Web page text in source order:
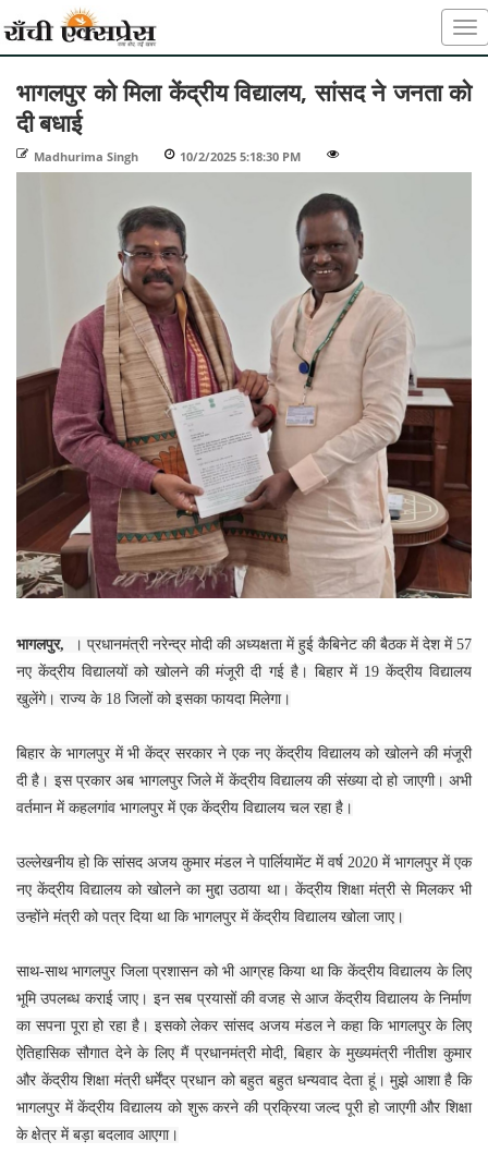
भागलपुर को मिला केंद्रीय विद्यालय, सांसद ने जनता को
दी बधाई
Madhurima Singh 10/2/2025 5:18:30 PM
भागलपुर, । प्रधानमंत्री नरेन्द्र मोदी की अध्यक्षता में हुई कैबिनेट की बैठक में देश में 57
नए केंद्रीय विद्यालयों को खोलने की मंजूरी दी गई है। बिहार में 19 केंद्रीय विद्यालय
खुलेंगे। राज्य के 18 जिलों को इसका फायदा मिलेगा।
बिहार के भागलपुर में भी केंद्र सरकार ने एक नए केंद्रीय विद्यालय को खोलने की मंजूरी
दी है। इस प्रकार अब भागलपुर जिले में केंद्रीय विद्यालय की संख्या दो हो जाएगी। अभी
वर्तमान में कहलगांव भागलपुर में एक केंद्रीय विद्यालय चल रहा है।
उल्लेखनीय हो कि सांसद अजय कुमार मंडल ने पार्लियामेंट में वर्ष 2020 में भागलपुर में एक
नए केंद्रीय विद्यालय को खोलने का मुद्दा उठाया था। केंद्रीय शिक्षा मंत्री से मिलकर भी
उन्होंने मंत्री को पत्र दिया था कि भागलपुर में केंद्रीय विद्यालय खोला जाए।
साथ-साथ भागलपुर जिला प्रशासन को भी आग्रह किया था कि केंद्रीय विद्यालय के लिए
भूमि उपलब्ध कराई जाए। इन सब प्रयासों की वजह से आज केंद्रीय विद्यालय के निर्माण
का सपना पूरा हो रहा है। इसको लेकर सांसद अजय मंडल ने कहा कि भागलपुर के लिए
ऐतिहासिक सौगात देने के लिए मैं प्रधानमंत्री मोदी, बिहार के मुख्यमंत्री नीतीश कुमार
और केंद्रीय शिक्षा मंत्री धर्मेंद्र प्रधान को बहुत बहुत धन्यवाद देता हूं। मुझे आशा है कि
भागलपुर में केंद्रीय विद्यालय को शुरू करने की प्रक्रिया जल्द पूरी हो जाएगी और शिक्षा
के क्षेत्र में बड़ा बदलाव आएगा।